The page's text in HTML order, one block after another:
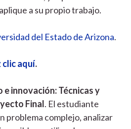
a su propio trabajo.
del Estado de Arizona.
clic aquí.
innovación: Técnicas y
Final. El estudiante
problema complejo, analizar